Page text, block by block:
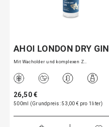
AHOI LONDON DRY GIN
Mit Wacholder und komplexen Z…
26,50 €
500ml (Grundpreis: 53,00 € pro 1liter)